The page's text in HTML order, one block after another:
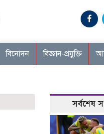
বিনোদন বিজ্ঞান-প্রযুক্তি
সর্বশেষ